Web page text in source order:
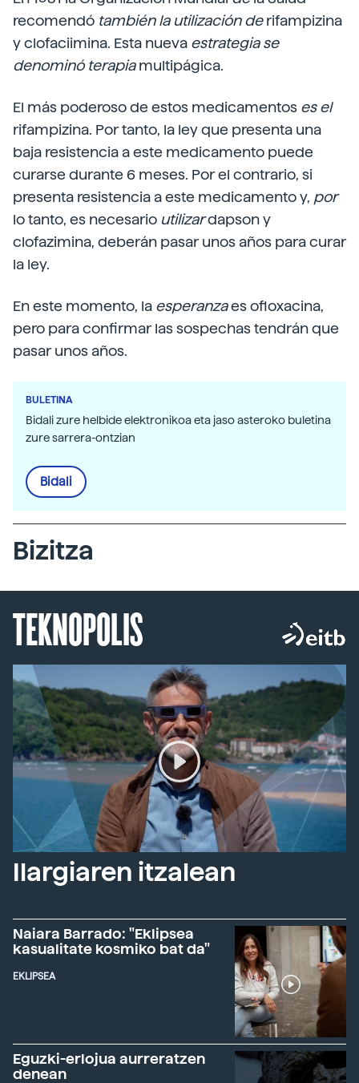
recomendó también la utilización derifampizina
y clofaciimina. Esta nueva estrategia se
denominó terapiamultipágica.
El más poderoso de estos medicamentos es el
rifampizina. Por tanto, la ley que presenta una
baja resistencia a este medicamento puede
curarse durante 6 meses. Por el contrario, si
presenta resistencia a este medicamento y, por
lo tanto, es necesario utilizardapson y
clofazimina, deberán pasar unos años para curar
la ley.
En este momento, la esperanzaes ofloxacina,
pero para confirmar las sospechas tendrán que
pasar unos años.
BULETINA
Bidali zure helbide elektronikoa eta jaso asteroko buletina
zure sarrera-ontzian
Bidali
Bizitza
TEKNOPOLIS
Ilargiaren itzalean
Naiara Barrado: "Eklipsea
kasualitate kosmiko bat da"
EKLIPSEA
Eguzki-erlojua aurreratzen
denean